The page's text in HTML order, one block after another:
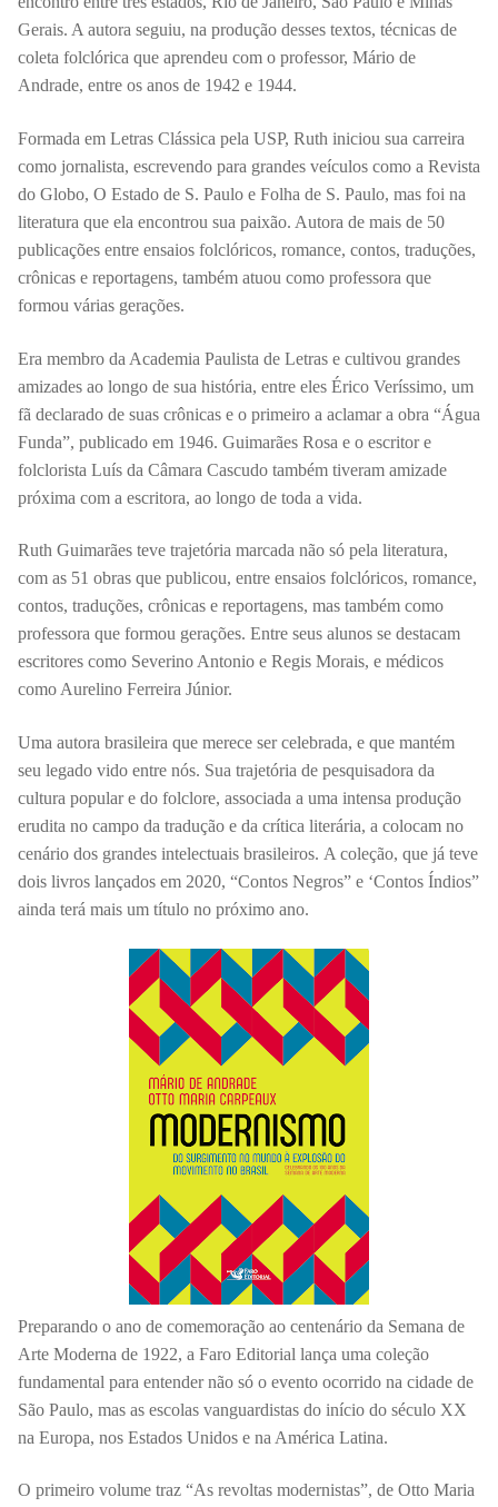
Gerais. A autora seguiu, na produção desses textos, técnicas de
coleta folclórica que aprendeu com o professor, Mário de
Andrade, entre os anos de 1942 e 1944.
Formada em Letras Clássica pela USP, Ruth iniciou sua carreira
como jornalista, escrevendo para grandes veículos como a Revista
do Globo, O Estado de S. Paulo e Folha de S. Paulo, mas foi na
literatura que ela encontrou sua paixão. Autora de mais de 50
publicações entre ensaios folclóricos, romance, contos, traduções,
crônicas e reportagens, também atuou como professora que
formou várias gerações.
Era membro da Academia Paulista de Letras e cultivou grandes
amizades ao longo de sua história, entre eles Érico Veríssimo, um
fã declarado de suas crônicas e o primeiro a aclamar a obra “Água
Funda”, publicado em 1946. Guimarães Rosa e o escritor e
folclorista Luís da Câmara Cascudo também tiveram amizade
próxima com a escritora, ao longo de toda a vida.
Ruth Guimarães teve trajetória marcada não só pela literatura,
com as 51 obras que publicou, entre ensaios folclóricos, romance,
contos, traduções, crônicas e reportagens, mas também como
professora que formou gerações. Entre seus alunos se destacam
escritores como Severino Antonio e Regis Morais, e médicos
como Aurelino Ferreira Júnior.
Uma autora brasileira que merece ser celebrada, e que mantém
seu legado vido entre nós. Sua trajetória de pesquisadora da
cultura popular e do folclore, associada a uma intensa produção
erudita no campo da tradução e da crítica literária, a colocam no
cenário dos grandes intelectuais brasileiros. A coleção, que já teve
dois livros lançados em 2020, “Contos Negros” e ‘Contos Índios”
ainda terá mais um título no próximo ano.
Preparando o ano de comemoração ao centenário da Semana de
Arte Moderna de 1922, a Faro Editorial lança uma coleção
fundamental para entender não só o evento ocorrido na cidade de
São Paulo, mas as escolas vanguardistas do início do século XX
na Europa, nos Estados Unidos e na América Latina.
O primeiro volume traz “As revoltas modernistas”, de Otto Maria